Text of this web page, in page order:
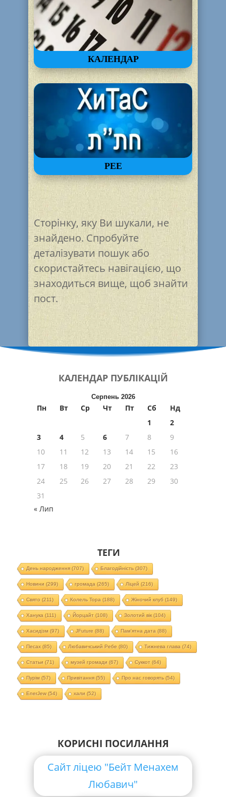
КАЛЕНДАР
РЕЕ
Сторінку, яку Ви шукали, не
знайдено. Спробуйте
деталізувати пошук або
скористайтесь навігацією, що
знаходиться вище, щоб знайти
пост.
КАЛЕНДАР ПУБЛІКАЦІЙ
Серпень 2026
Пн Вт Ср Чт Пт Сб
Нд
1
2
3
4 5 6 7 8
9
10
11 12 13 14 15
16
17
18 19 20 21 22
23
24
25 26 27 28 29
30
31
« Лип
ТЕГИ
День народження(707) Благодійність(307)
Новини (299) громада (265) Ліцей (216)
Свято (211) Колель Тора (188) Жіночий клуб (149)
Ханука (111) Йорцайт (108) Золотий вік(104)
Хасидізм (97) JFuture (88) Пам'ятна дата (88)
Песах(85) Любавичський Ребе (80) Тижнева глава (74)
Статьи (71) музей громади (67) Суккот (64)
Пурім (57) Привітання(55) Про нас говорять(54)
EnerJew(54) хали (52)
КОРИСНІ ПОСИЛАННЯ
Сайт ліцею "Бейт Менахем
Любавич"